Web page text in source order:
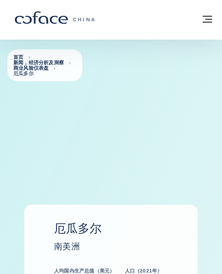
科法斯：携手共创安全贸易 - 首页
CHINA
返回首页
首页
新闻，经济分析及洞察
商业风险仪表盘
厄瓜多尔
厄瓜多尔
南美洲
人均国内生产总值（美元） 人口（2021年）